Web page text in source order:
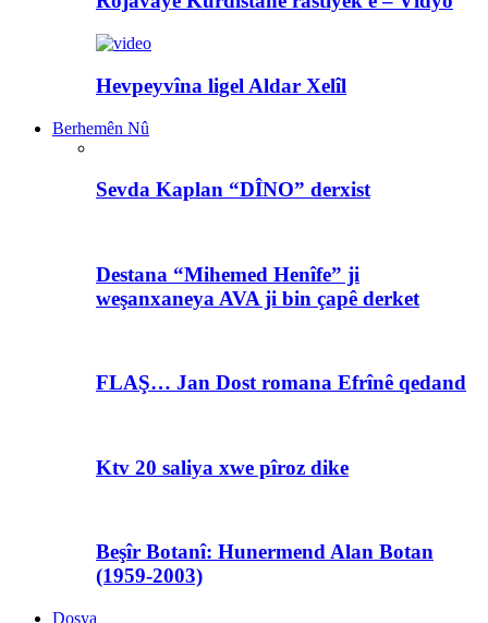
Hevpeyvîna ligel Aldar Xelîl
Berhemên Nû
Sevda Kaplan “DÎNO” derxist
Destana “Mihemed Henîfe” ji
weşanxaneya AVA ji bin çapê derket
FLAŞ… Jan Dost romana Efrînê qedand
Ktv 20 saliya xwe pîroz dike
Beşîr Botanî: Hunermend Alan Botan
(1959-2003)
Dosya